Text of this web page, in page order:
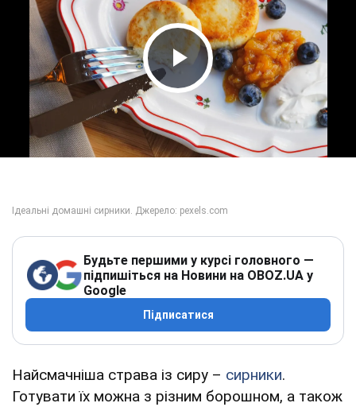
Play Video
Будьте першими у курсі головного —
підпишіться на Новини на OBOZ.UA у
Google
Підписатися
Найсмачніша страва із сиру – сирники.
Готувати їх можна з різним борошном, а також